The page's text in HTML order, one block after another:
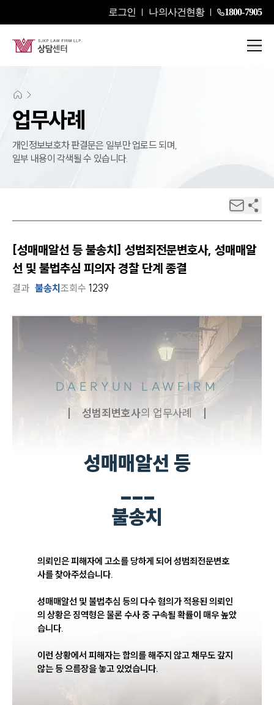
로그인 나의사건현황 1800-7905
업무사례
개인정보보호차 판결문은 일부만 업로드 되며,
일부 내용이 각색될 수 있습니다.
[성매매알선 등 불송치] 성범죄전문변호사, 성매매알
선 및 불법추심 피의자 경찰 단계 종결
결과 불송치 조회수 1239
DAERYUN LAWFIRM
성범죄 변호사의 업무사례
성매매알선 등
___
불송치
의뢰인은 피해자에 고소를 당하게 되어 성범죄전문변호
사를 찾아주셨습니다.
성매매알선 및 불법추심 등의 다수 혐의가 적용된 의뢰인
의 상황은 징역형은 물론 수사 중 구속될 확률이 매우 높았
습니다.
이런 상황에서 피해자는 합의를 해주지 않고 채무도 갚지
않는 등 으름장을 놓고 있었습니다.